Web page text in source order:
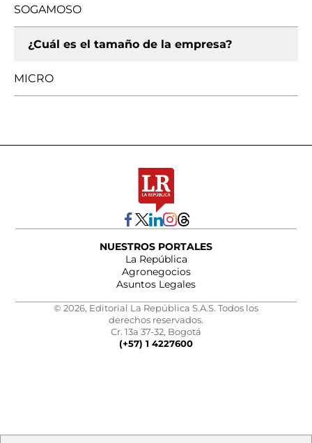
SOGAMOSO
¿Cuál es el tamaño de la empresa?
MICRO
NUESTROS PORTALES
La República
Agronegocios
Asuntos Legales
© 2026, Editorial La República S.A.S. Todos los
derechos reservados.
Cr. 13a 37-32, Bogotá
(+57) 1 4227600